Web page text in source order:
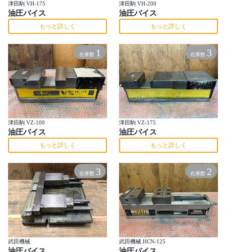
津田駒 VH-175
油圧バイス
もっと詳しく
津田駒 VH-200
油圧バイス
もっと詳しく
在庫数 1
津田駒 VZ-100
油圧バイス
もっと詳しく
在庫数 3
津田駒 VZ-175
油圧バイス
もっと詳しく
在庫数 3
武田機械
在庫数 2
武田機械 HCN-125